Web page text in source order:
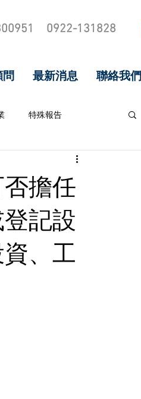
0922-131828
問 最新消息 聯絡我們
特殊報告
擔任
記設
、工